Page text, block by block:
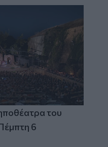
του
6